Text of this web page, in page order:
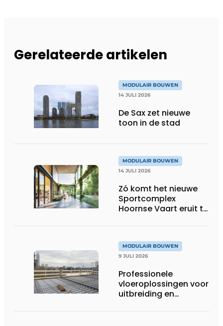
Gerelateerde artikelen
MODULAIR BOUWEN
14 JULI 2026
De Sax zet nieuwe
toon in de stad
MODULAIR BOUWEN
14 JULI 2026
Zó komt het nieuwe
Sportcomplex
Hoornse Vaart eruit te
MODULAIR BOUWEN
9 JULI 2026
Professionele
vloeroplossingen voor
uitbreiding en